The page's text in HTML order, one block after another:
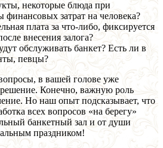
некоторые блюда при
затрат на человека?
плата за что-либо, фиксируется
внесения залога?
обслуживать банкет? Есть ли в
певцы?
в вашей голове уже
Конечно, важную роль
Но наш опыт подсказывает, что
всех вопросов «на берегу»
банкетный зал и от души
праздником!